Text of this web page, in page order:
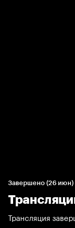
Завершено (26 июн)
Трансляция